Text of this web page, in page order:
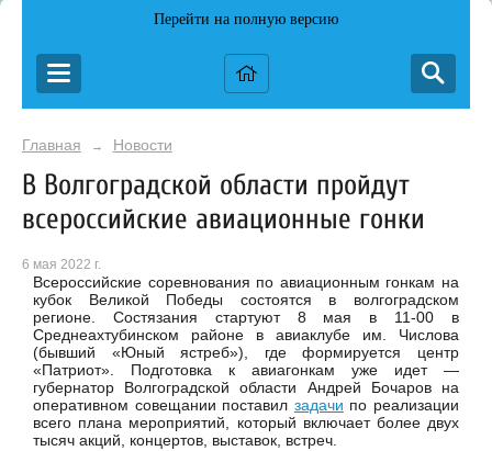
Перейти на полную версию
Главная → Новости
В Волгоградской области пройдут
всероссийские авиационные гонки
6 мая 2022 г.
Всероссийские соревнования по авиационным гонкам на
кубок Великой Победы состоятся в волгоградском
регионе. Состязания стартуют 8 мая в 11-00 в
Среднеахтубинском районе в авиаклубе им. Числова
(бывший «Юный ястреб»), где формируется центр
«Патриот». Подготовка к авиагонкам уже идет —
губернатор Волгоградской области Андрей Бочаров на
оперативном совещании поставил задачи по реализации
всего плана мероприятий, который включает более двух
тысяч акций, концертов, выставок, встреч.